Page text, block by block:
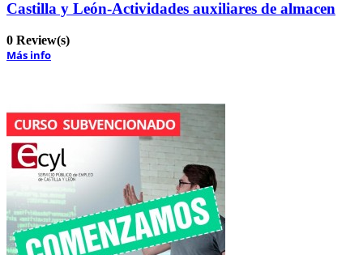
Castilla y León-Actividades auxiliares de almacen
0 Review(s)
Más info